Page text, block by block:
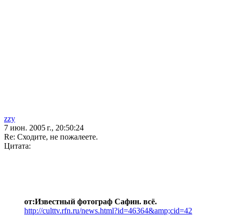
zzy
7 июн. 2005 г., 20:50:24
Re: Сходите, не пожалеете.
Цитата:
от:Известный фотограф Сафин. всё.
http://culttv.rfn.ru/news.html?id=46364&amp;cid=42